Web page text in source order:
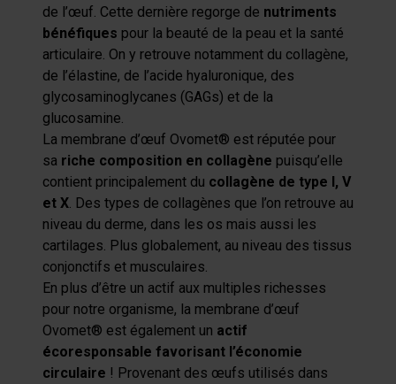
de l’œuf. Cette dernière regorge de nutriments
bénéfiques pour la beauté de la peau et la santé
articulaire. On y retrouve notamment du collagène,
de l’élastine, de l’acide hyaluronique, des
glycosaminoglycanes (GAGs) et de la
glucosamine.
La membrane d’œuf Ovomet® est réputée pour
sa riche composition en collagène puisqu’elle
contient principalement du collagène de type I, V
et X. Des types de collagènes que l’on retrouve au
niveau du derme, dans les os mais aussi les
cartilages. Plus globalement, au niveau des tissus
conjonctifs et musculaires.
En plus d’être un actif aux multiples richesses
pour notre organisme, la membrane d’œuf
Ovomet® est également un actif
écoresponsable favorisant l’économie
circulaire ! Provenant des œufs utilisés dans